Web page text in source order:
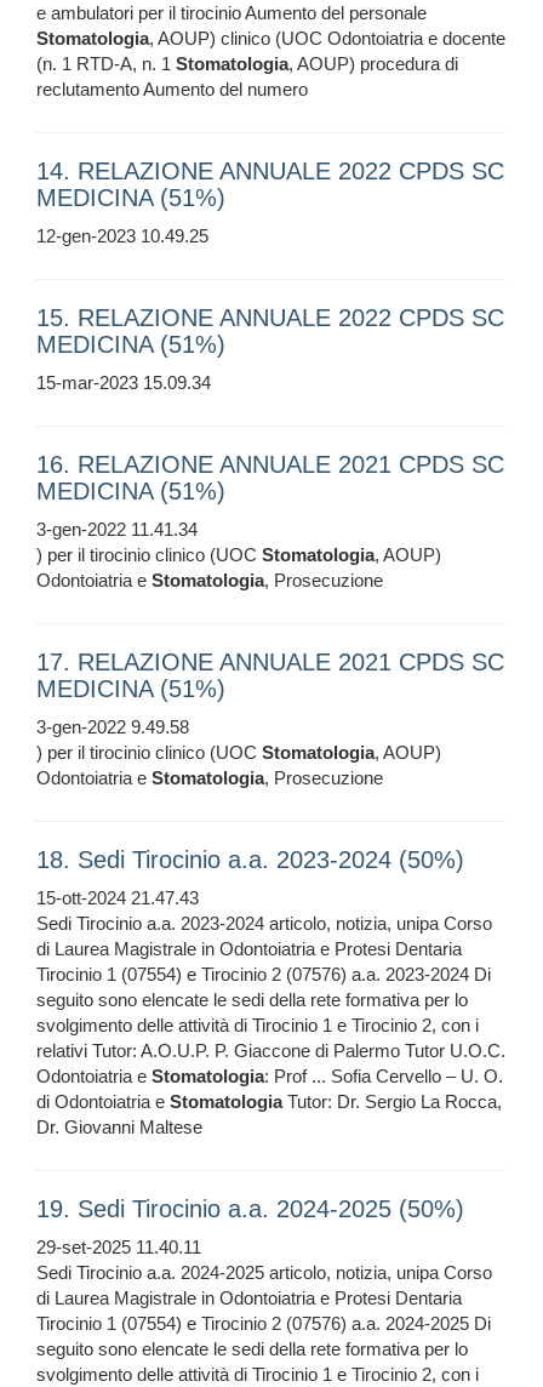
e ambulatori per il tirocinio Aumento del personale
Stomatologia, AOUP) clinico (UOC Odontoiatria e docente
(n. 1 RTD-A, n. 1 Stomatologia, AOUP) procedura di
reclutamento Aumento del numero
14. RELAZIONE ANNUALE 2022 CPDS SC
MEDICINA (51%)
12-gen-2023 10.49.25
15. RELAZIONE ANNUALE 2022 CPDS SC
MEDICINA (51%)
15-mar-2023 15.09.34
16. RELAZIONE ANNUALE 2021 CPDS SC
MEDICINA (51%)
3-gen-2022 11.41.34
) per il tirocinio clinico (UOC Stomatologia, AOUP)
Odontoiatria e Stomatologia, Prosecuzione
17. RELAZIONE ANNUALE 2021 CPDS SC
MEDICINA (51%)
3-gen-2022 9.49.58
) per il tirocinio clinico (UOC Stomatologia, AOUP)
Odontoiatria e Stomatologia, Prosecuzione
18. Sedi Tirocinio a.a. 2023-2024 (50%)
15-ott-2024 21.47.43
Sedi Tirocinio a.a. 2023-2024 articolo, notizia, unipa Corso
di Laurea Magistrale in Odontoiatria e Protesi Dentaria
Tirocinio 1 (07554) e Tirocinio 2 (07576) a.a. 2023-2024 Di
seguito sono elencate le sedi della rete formativa per lo
svolgimento delle attività di Tirocinio 1 e Tirocinio 2, con i
relativi Tutor: A.O.U.P. P. Giaccone di Palermo Tutor U.O.C.
Odontoiatria e Stomatologia: Prof ... Sofia Cervello – U. O.
di Odontoiatria e StomatologiaTutor: Dr. Sergio La Rocca,
Dr. Giovanni Maltese
19. Sedi Tirocinio a.a. 2024-2025 (50%)
29-set-2025 11.40.11
Sedi Tirocinio a.a. 2024-2025 articolo, notizia, unipa Corso
di Laurea Magistrale in Odontoiatria e Protesi Dentaria
Tirocinio 1 (07554) e Tirocinio 2 (07576) a.a. 2024-2025 Di
seguito sono elencate le sedi della rete formativa per lo
svolgimento delle attività di Tirocinio 1 e Tirocinio 2, con i